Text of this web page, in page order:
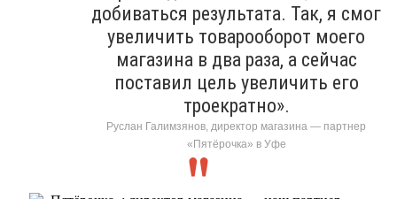
добиваться результата. Так, я смог
увеличить товарооборот моего
магазина в два раза, а сейчас
поставил цель увеличить его
троекратно».
Руслан Галимзянов, директор магазина — партнер
«Пятёрочка» в Уфе